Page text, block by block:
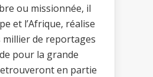
ou missionnée, il
et l’Afrique, réalise
de reportages
pour la grande
en partie